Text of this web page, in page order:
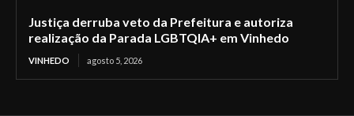
Justiça derruba veto da Prefeitura e autoriza
realização da Parada LGBTQIA+ em Vinhedo
VINHEDO agosto 5, 2026